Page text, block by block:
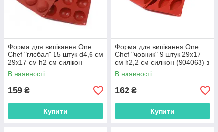
Форма для випікання One
Chef "глобал" 15 штук d4,6 см
29х17 см h2 см силікон
(904085) з швидкою
доставкою по Україні
В наявності
159 ₴
Купити
Форма для випікання One
Chef "човник" 9 штук 29х17
см h2,2 см силікон (904063) з
швидкою доставкою по
Україні
В наявності
162 ₴
Купити